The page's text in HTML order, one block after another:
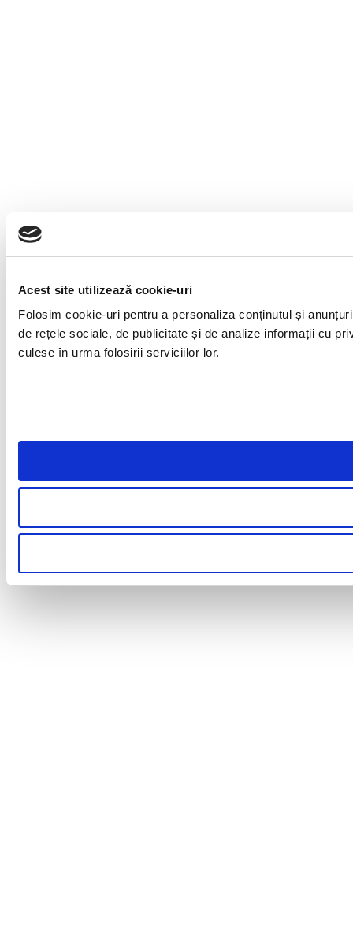
Acest site utilizează cookie-uri
Folosim cookie-uri pentru a personaliza conținutul și
de rețele sociale, de publicitate și de analize informații cu
culese în urma folosirii serviciilor lor.